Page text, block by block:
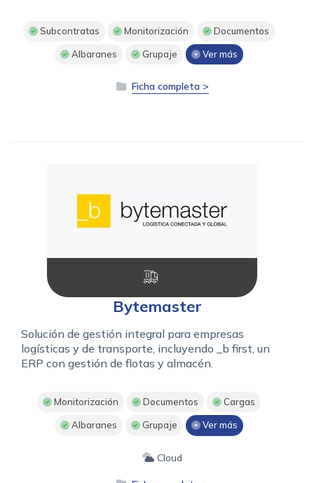
Subcontratas Monitorización Documentos
Albaranes Grupaje Ver más
Ficha completa >
Bytemaster
Solución de gestión integral para empresas
logísticas y de transporte, incluyendo _b first, un
ERP con gestión de flotas y almacén.
Monitorización Documentos Cargas
Albaranes Grupaje Ver más
Cloud